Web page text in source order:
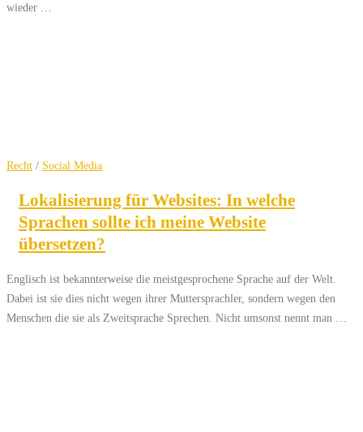
wieder …
Recht / Social Media
Lokalisierung für Websites: In welche
Sprachen sollte ich meine Website
übersetzen?
Englisch ist bekannterweise die meistgesprochene Sprache auf der Welt.
Dabei ist sie dies nicht wegen ihrer Muttersprachler, sondern wegen den
Menschen die sie als Zweitsprache Sprechen. Nicht umsonst nennt man …